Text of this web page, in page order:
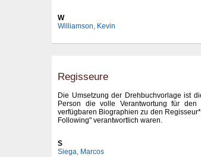
W
Williamson, Kevin
Regisseure
Die Umsetzung der Drehbuchvorlage ist
Person die volle Verantwortung für
verfügbaren Biographien zu den
Following" verantwortlich waren.
S
Siega, Marcos